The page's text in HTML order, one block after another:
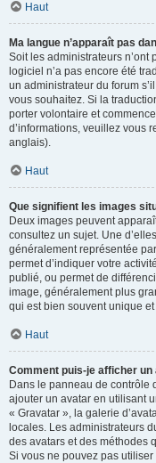
Haut
Ma langue n’apparaît pas
Soit les administrateurs n’ont
logiciel n’a pas encore été
un administrateur du forum
vous souhaitez. Si la
porter volontaire et
d’informations, veuillez vous
anglais).
Haut
Que signifient les images
Deux images peuvent
consultez un sujet. Une
généralement représentée
permet d’indiquer votre
publié, ou permet de
image, généralement plus
qui est bien souvent unique
Haut
Comment puis-je afficher un
Dans le panneau de contrôle
ajouter un avatar en utilisant
« Gravatar », la galerie
locales. Les administrateurs
des avatars et des méthodes
Si vous ne pouvez pas